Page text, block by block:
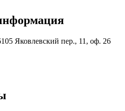
Яковлевский пер., 11, оф. 26